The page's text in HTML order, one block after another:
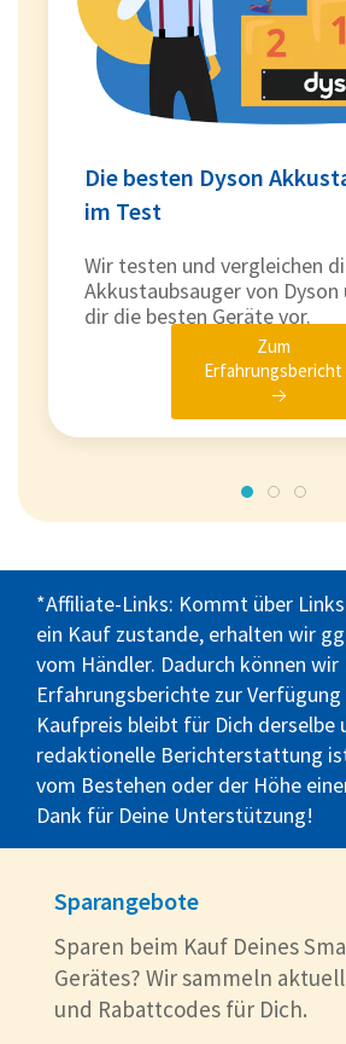
Die besten Dyson
im Test
Wir testen und vergleichen
Akkustaubsauger von Dyson
dir die besten Geräte vor.
Zum
Erfahrungsbericht
*Affiliate-Links: Kommt über
ein Kauf zustande, erhalten wir
vom Händler. Dadurch können wir
Erfahrungsberichte zur
Kaufpreis bleibt für Dich derselbe
redaktionelle Berichterstattung
vom Bestehen oder der Höhe
Dank für Deine Unterstützung!
Sparangebote
Sparen beim Kauf Deines
Gerätes? Wir sammeln
und Rabattcodes für Dich.